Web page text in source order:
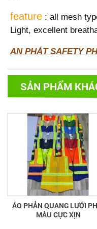
feature : all mesh
Light, excellent
AN PHÁT SAFETY
SẢN PHẨM
ÁO PHẢN QUANG LƯỚI
MÀU CỰC XỊN